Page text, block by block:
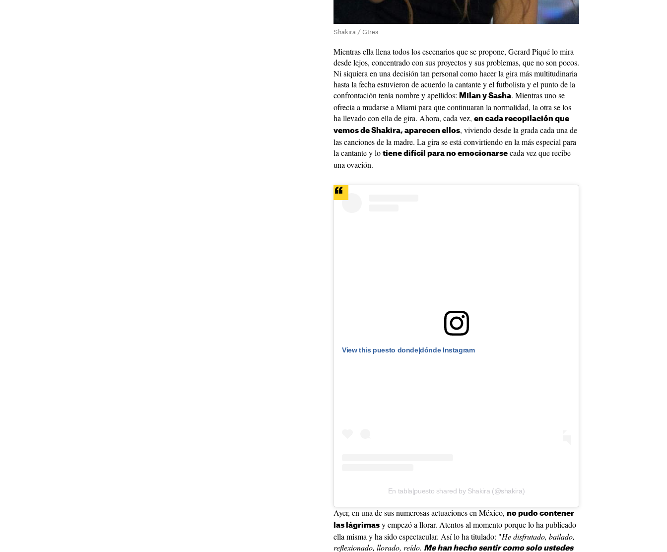
Shakira / Gtres
Mientras ella llena todos los escenarios que se propone, Gerard Piqué lo mira
desde lejos, concentrado con sus proyectos y sus problemas, que no son pocos.
Ni siquiera en una decisión tan personal como hacer la gira más multitudinaria
hasta la fecha estuvieron de acuerdo la cantante y el futbolista y el punto de la
confrontación tenía nombre y apellidos: Milan y Sasha. Mientras uno se
ofrecía a mudarse a Miami para que continuaran la normalidad, la otra se los
ha llevado con ella de gira. Ahora, cada vez, en cada recopilación que
vemos de Shakira, aparecen ellos, viviendo desde la grada cada una de
las canciones de la madre. La gira se está convirtiendo en la más especial para
la cantante y lo tiene difícil para no emocionarse cada vez que recibe
una ovación.
View this puesto donde|dónde Instagram
En tabla|puesto shared by Shakira (@shakira)
Ayer, en una de sus numerosas actuaciones en México, no pudo contener
las lágrimas y empezó a llorar. Atentos al momento porque lo ha publicado
ella misma y ha sido espectacular. Así lo ha titulado: "He disfrutado, bailado,
reflexionado, llorado, reído. Me han hecho sentir como solo ustedes